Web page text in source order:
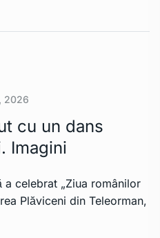
2026
cu un dans
Imagini
a celebrat „Ziua românilor
Plăviceni din Teleorman,